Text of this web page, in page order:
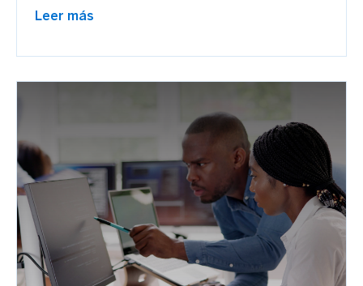
Leer más